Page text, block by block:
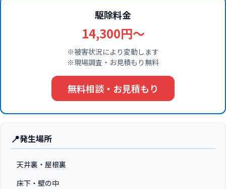
駆除料金
14,300円〜
※被害状況により変動します
※現場調査・お見積もり無料
無料相談・お見積もり
📍発生場所
天井裏・屋根裏
床下・壁の中